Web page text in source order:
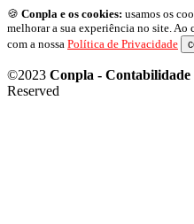
🍪 Conpla e os cookies: usamos os
melhorar a sua experiência no site.
com a nossa Política de Privacidade
©2023 Conpla - Contabilidade
Reserved